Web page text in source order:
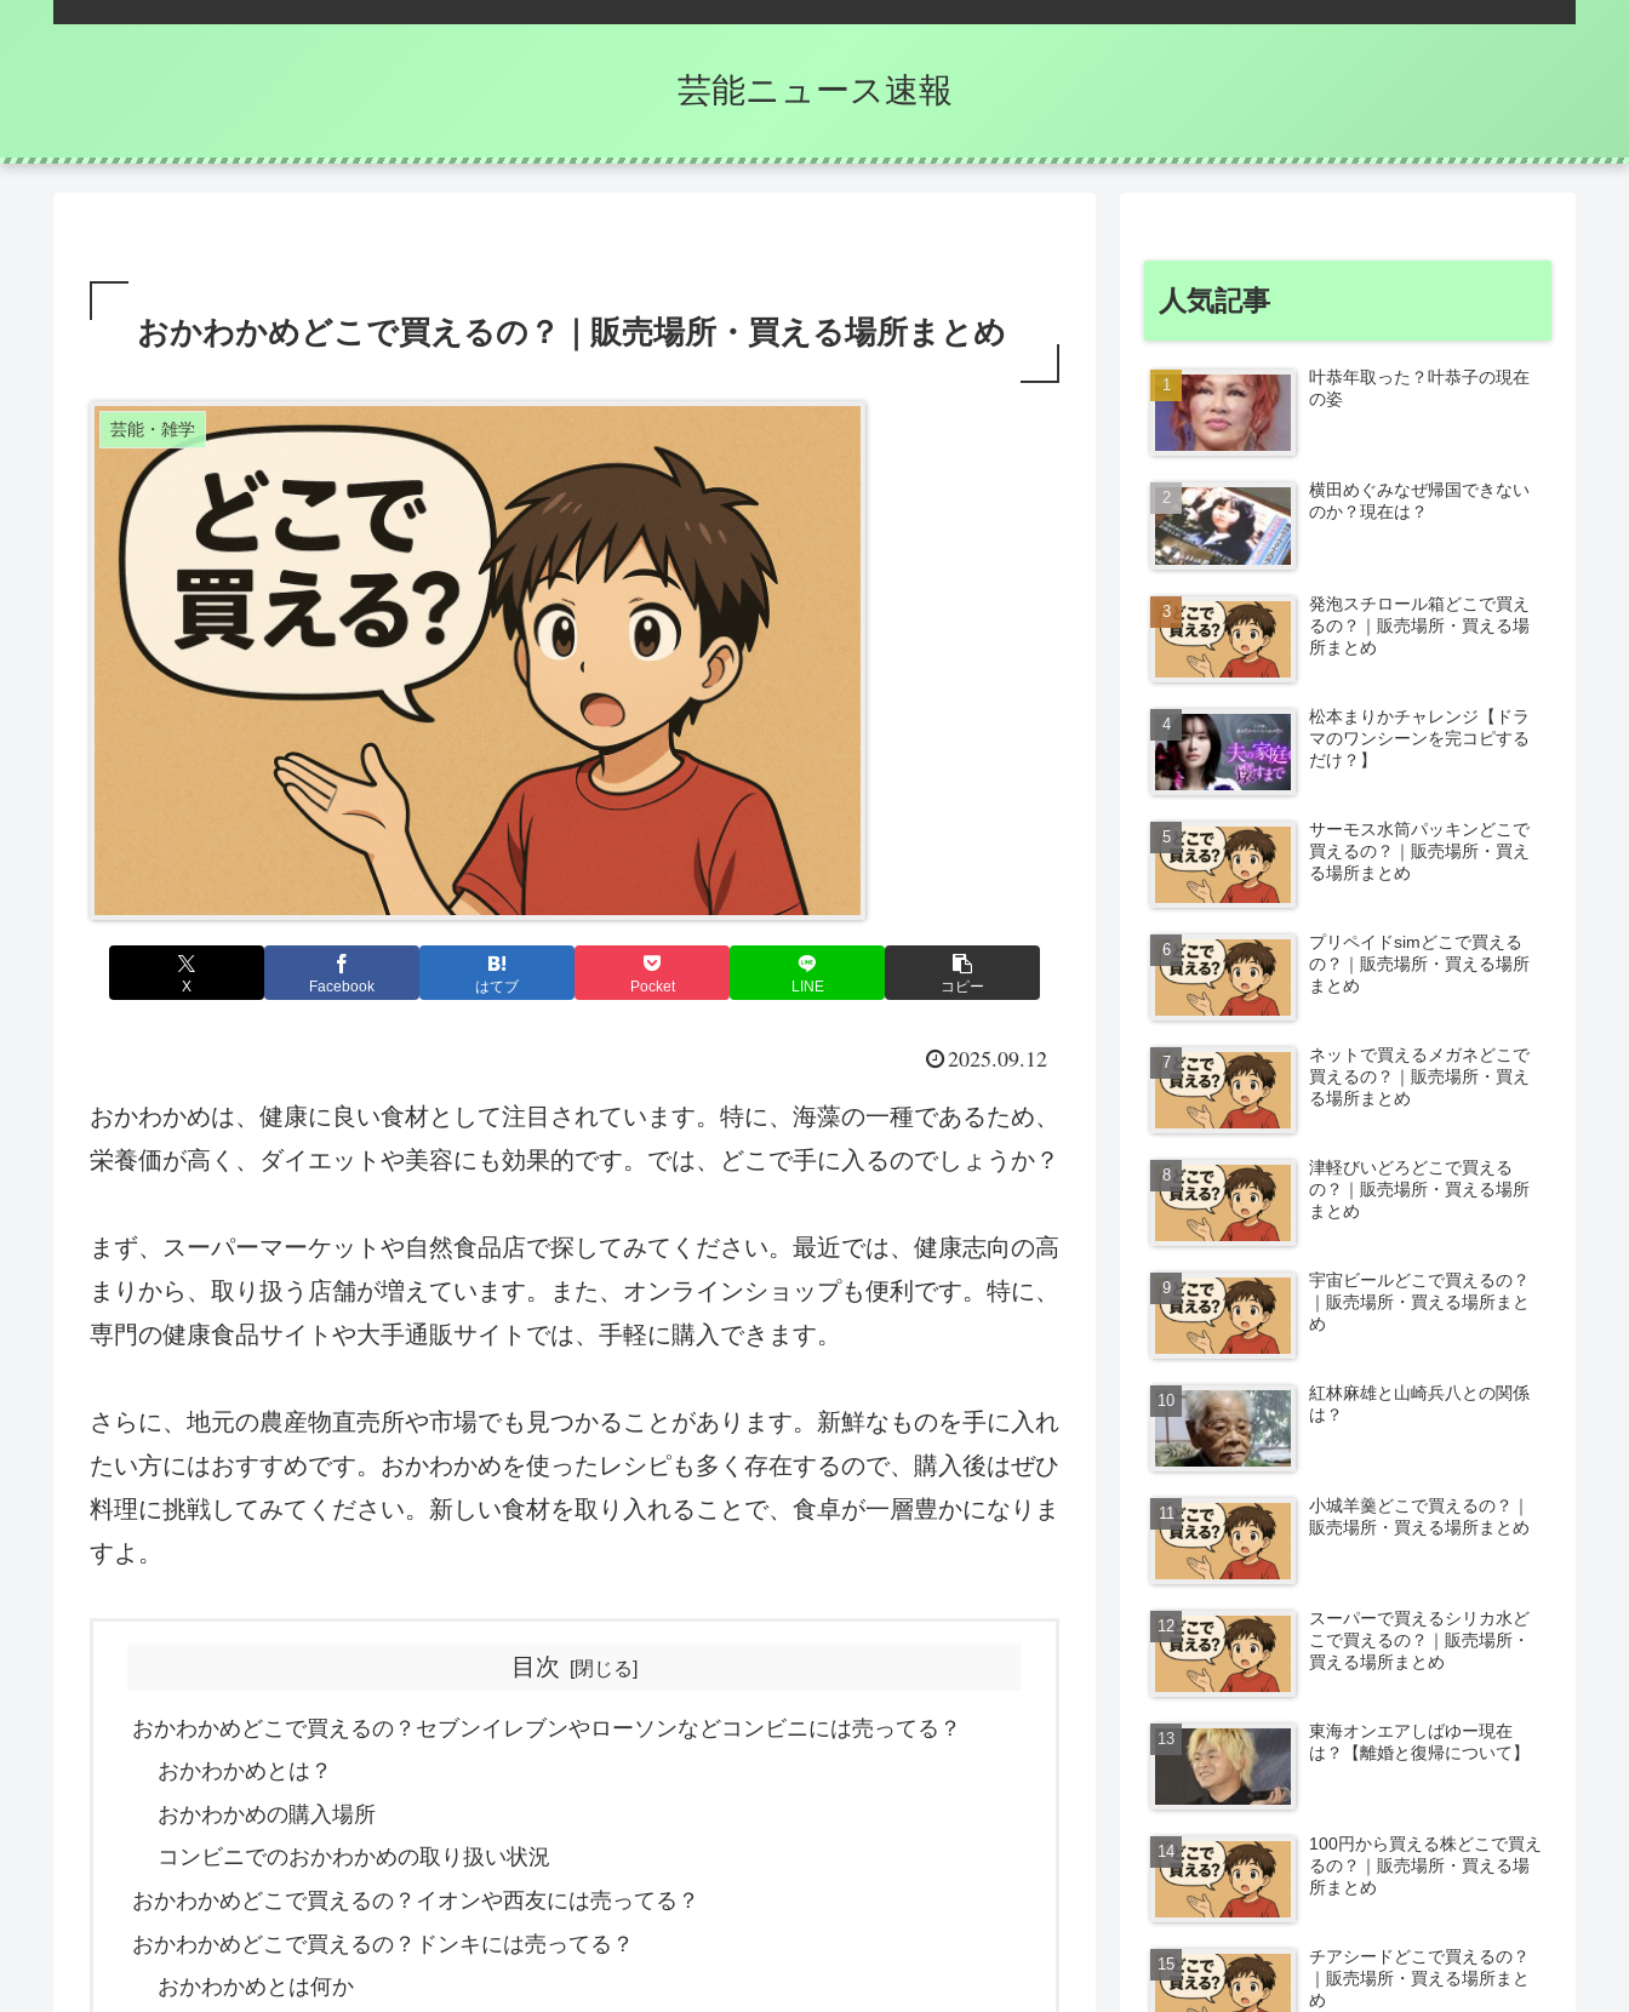
芸能ニュース速報
おかわかめどこで買えるの？｜販売場所・買える場所まとめ
芸能・雑学
X Facebook はてブ Pocket LINE コピー
2025.09.12
おかわかめは、健康に良い食材として注目されています。特に、海藻の一種であるため、
栄養価が高く、ダイエットや美容にも効果的です。では、どこで手に入るのでしょうか？
まず、スーパーマーケットや自然食品店で探してみてください。最近では、健康志向の高
まりから、取り扱う店舗が増えています。また、オンラインショップも便利です。特に、
専門の健康食品サイトや大手通販サイトでは、手軽に購入できます。
さらに、地元の農産物直売所や市場でも見つかることがあります。新鮮なものを手に入れ
たい方にはおすすめです。おかわかめを使ったレシピも多く存在するので、購入後はぜひ
料理に挑戦してみてください。新しい食材を取り入れることで、食卓が一層豊かになりま
すよ。
目次
おかわかめどこで買えるの？セブンイレブンやローソンなどコンビニには売ってる？
おかわかめとは？
おかわかめの購入場所
コンビニでのおかわかめの取り扱い状況
おかわかめどこで買えるの？イオンや西友には売ってる？
おかわかめどこで買えるの？ドンキには売ってる？
おかわかめとは何か
人気記事
叶恭年取った？叶恭子の現在
の姿
横田めぐみなぜ帰国できない
のか？現在は？
発泡スチロール箱どこで買え
るの？｜販売場所・買える場
所まとめ
松本まりかチャレンジ【ドラ
マのワンシーンを完コピする
だけ？】
サーモス水筒パッキンどこで
買えるの？｜販売場所・買え
る場所まとめ
プリペイドsimどこで買える
の？｜販売場所・買える場所
まとめ
ネットで買えるメガネどこで
買えるの？｜販売場所・買え
る場所まとめ
津軽びいどろどこで買える
の？｜販売場所・買える場所
まとめ
宇宙ビールどこで買えるの？
｜販売場所・買える場所まと
め
紅林麻雄と山崎兵八との関係
は？
小城羊羹どこで買えるの？｜
販売場所・買える場所まとめ
スーパーで買えるシリカ水ど
こで買えるの？｜販売場所・
買える場所まとめ
東海オンエアしばゆー現在
は？【離婚と復帰について】
100円から買える株どこで買え
るの？｜販売場所・買える場
所まとめ
チアシードどこで買えるの？
｜販売場所・買える場所まと
め